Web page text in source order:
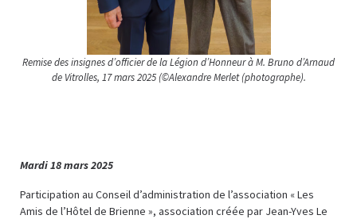
Remise des insignes d’officier de la Légion d’Honneur à M. Bruno d’Arnaud
de Vitrolles, 17 mars 2025 (©Alexandre Merlet (photographe).
Mardi 18 mars 2025
Participation au Conseil d’administration de l’association « Les
Amis de l’Hôtel de Brienne », association créée par Jean-Yves Le